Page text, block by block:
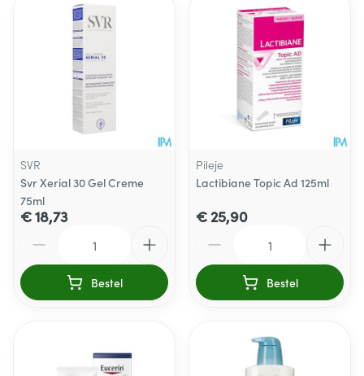
SVR
Svr Xerial 30 Gel Creme
75ml
€ 18,73
Bestel
Pileje
Lactibiane Topic Ad 125ml
€ 25,90
Bestel